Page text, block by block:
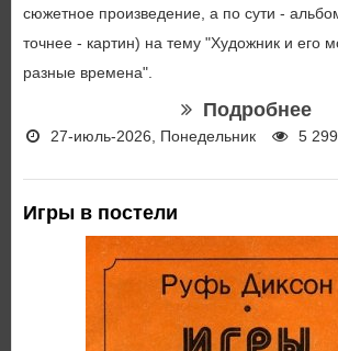
сюжетное произведение, а по сути -
точнее - картин) на тему "Художник и его
разные времена".
Подробнее
27-июль-2026, Понедельник 5 299
Игры в постели